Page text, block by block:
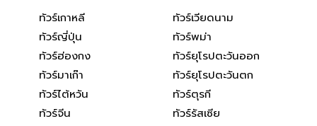
ทัวร์เกาหลี
ทัวร์ญี่ปุ่น
ทัวร์ฮ่องกง
ทัวร์มาเก๊า
ทัวร์ไต้หวัน
ทัวร์จีน
ทัวร์เวียดนาม
ทัวร์พม่า
ทัวร์ยุโรปตะวันออก
ทัวร์ยุโรปตะวันตก
ทัวร์ตุรกี
ทัวร์รัสเซีย